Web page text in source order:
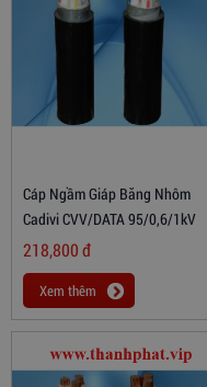
Cáp Ngầm Giáp Băng Nhôm
Cadivi CVV/DATA 95/0,6/1kV
218,800đ
Xem thêm